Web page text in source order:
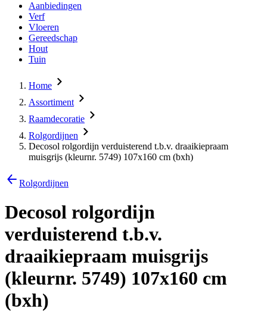
Aanbiedingen
Verf
Vloeren
Gereedschap
Hout
Tuin
Home
Assortiment
Raamdecoratie
Rolgordijnen
Decosol rolgordijn verduisterend t.b.v. draaikiepraam
muisgrijs (kleurnr. 5749) 107x160 cm (bxh)
Rolgordijnen
Decosol rolgordijn
verduisterend t.b.v.
draaikiepraam muisgrijs
(kleurnr. 5749) 107x160 cm
(bxh)